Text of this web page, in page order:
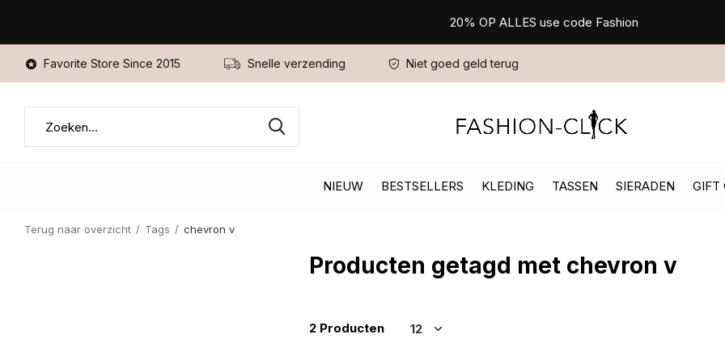
NIEUW BESTSELLERS KLEDING TASSEN SIERADEN GIFT
Favorite Store Since 2015 Snelle verzending Niet goed geld terug
20% OP ALLES use code Fashion
Terug naar overzicht Tags chevron v
Producten getagd met chevron v
2 Producten